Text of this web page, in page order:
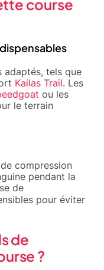
course
adaptés, tels que
Kailas Trail. Les
ou les
le terrain
compression
pendant la
de
pour éviter
de
?